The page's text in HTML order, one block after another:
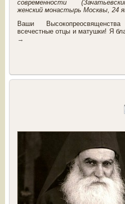
современности
женский монастырь Москвы, 24
Ваши
всечестные отцы и матушки! Я
→